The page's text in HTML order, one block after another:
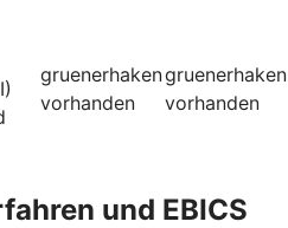
gruenerhaken
vorhanden
gruenerhaken
vorhanden
und EBICS